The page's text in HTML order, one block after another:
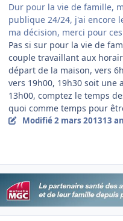
Dur pour la vie de famille,
publique 24/24, j'ai encore
ma décision, merci pour
Pas si sur pour la vie de
couple travaillant aux
départ de la maison, vers
vers 19h00, 19h30 soit une
13h00, comptez le temps
quoi comme temps pour
Modifié2 mars 201313